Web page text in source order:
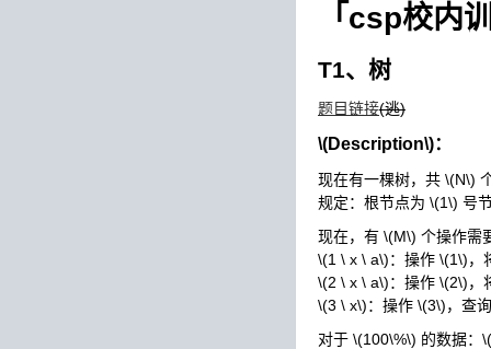
「csp校内
T1、树
题目链接(逃)
\(Description\)：
现在有一棵树，共 \(N\)
规定：根节点为 \(1\) 号
现在，有 \(M\) 个操作需
\(1 \ x \ a\)：操作 \(1\)，
\(2 \ x \ a\)：操作 \(2\)，
\(3 \ x\)：操作 \(3\)，查
对于 \(100\%\) 的数据：